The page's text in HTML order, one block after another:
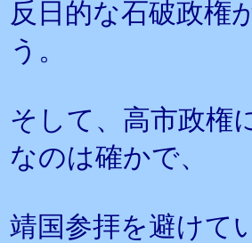
反日的な石破政権
う。
そして、高市政権
なのは確かで、
靖国参拝を避けて